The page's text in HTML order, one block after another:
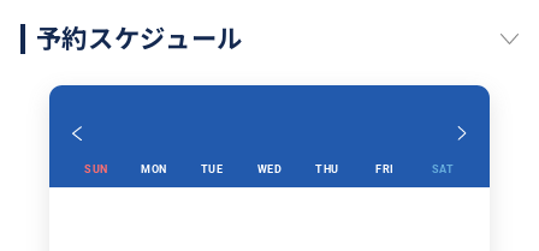
予約スケジュール
SUN MON TUE WED THU FRI SAT